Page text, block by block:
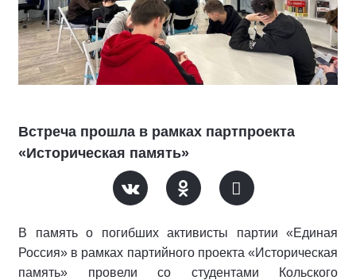
Встреча прошла в рамках партпроекта
«Историческая память»
В память о погибших активисты партии «Единая
Россия» в рамках партийного проекта «Историческая
память» провели со студентами Кольского